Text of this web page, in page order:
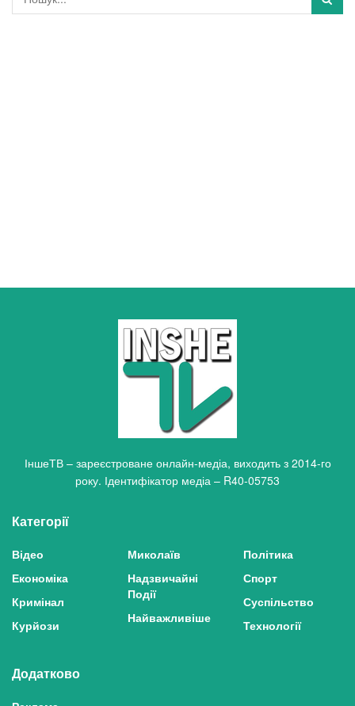
ІншеТВ – зареєстроване онлайн-медіа, виходить з 2014-го
року. Ідентифікатор медіа – R40-05753
Категорії
Відео
Економіка
Кримінал
Курйози
Миколаїв
Надзвичайні
Події
Найважливіше
Політика
Спорт
Суспільство
Технології
Додатково